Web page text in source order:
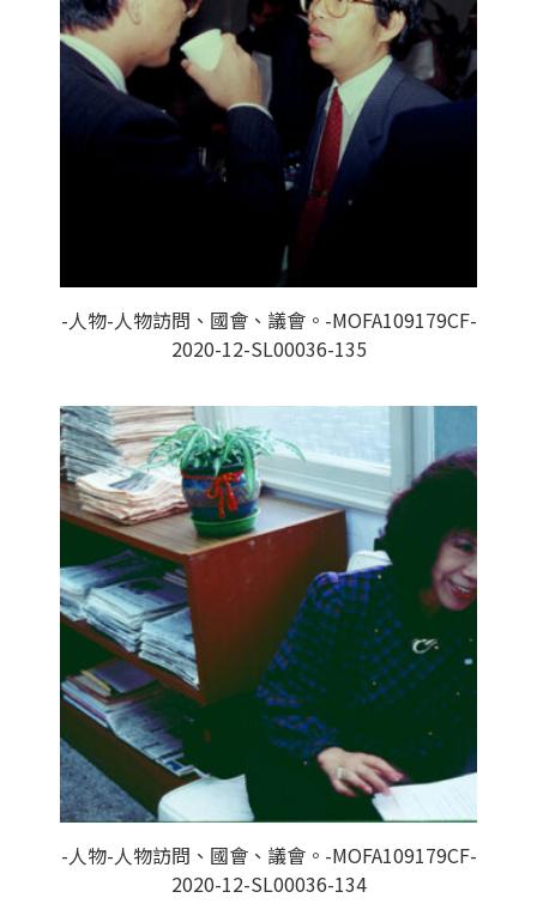
-人物-人物訪問、國會、議會。-MOFA109179CF-
2020-12-SL00036-135
-人物-人物訪問、國會、議會。-MOFA109179CF-
2020-12-SL00036-134